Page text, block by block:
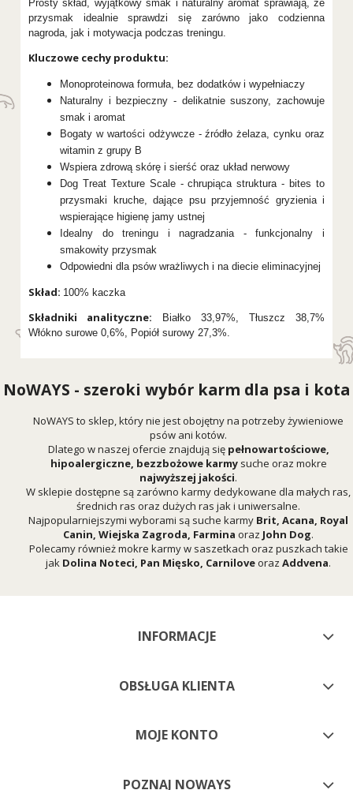
Prosty skład, wyjątkowy smak i naturalny aromat sprawiają, że
przysmak idealnie sprawdzi się zarówno jako codzienna
nagroda, jak i motywacja podczas treningu.
Kluczowe cechy produktu:
Monoproteinowa formuła, bez dodatków i wypełniaczy
Naturalny i bezpieczny - delikatnie suszony, zachowuje
smak i aromat
Bogaty w wartości odżywcze - źródło żelaza, cynku oraz
witamin z grupy B
Wspiera zdrową skórę i sierść oraz układ nerwowy
Dog Treat Texture Scale - chrupiąca struktura - bites to
przysmaki kruche, dające psu przyjemność gryzienia i
wspierające higienę jamy ustnej
Idealny do treningu i nagradzania - funkcjonalny i
smakowity przysmak
Odpowiedni dla psów wrażliwych i na diecie eliminacyjnej
Skład: 100% kaczka
Składniki analityczne: Białko 33,97%, Tłuszcz 38,7%
Włókno surowe 0,6%, Popiół surowy 27,3%.
NoWAYS - szeroki wybór karm dla psa i kota
NoWAYS to sklep, który nie jest obojętny na potrzeby żywieniowe
psów ani kotów.
Dlatego w naszej ofercie znajdują się pełnowartościowe,
hipoalergiczne, bezzbożowe karmy suche oraz mokre
najwyższej jakości.
W sklepie dostępne są zarówno karmy dedykowane dla małych ras,
średnich ras oraz dużych ras jak i uniwersalne.
Najpopularniejszymi wyborami są suche karmy Brit Acana Royal
Canin Wiejska Zagroda Farmina oraz John Dog.
Polecamy również mokre karmy w saszetkach oraz puszkach takie
jak Dolina Noteci Pan Mięsko Carniloveoraz Addvena.
INFORMACJE
OBSŁUGA KLIENTA
MOJE KONTO
POZNAJ NOWAYS